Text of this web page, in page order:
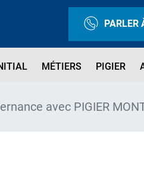
PARLER
MÉTIERS PIGIER
avec PIGIER